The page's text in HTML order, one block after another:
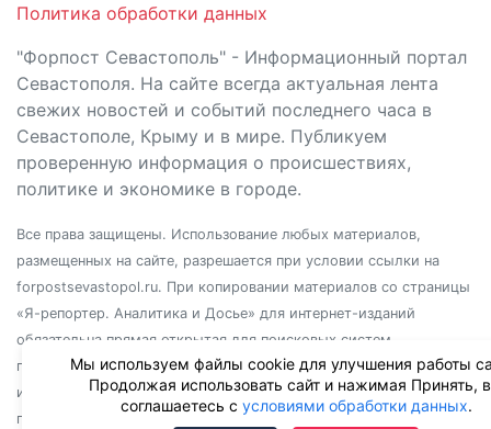
Политика обработки данных
"Форпост Севастополь" - Информационный портал
Севастополя. На сайте всегда актуальная лента
свежих новостей и событий последнего часа в
Севастополе, Крыму и в мире. Публикуем
проверенную информация о происшествиях,
политике и экономике в городе.
Все права защищены. Использование любых материалов,
размещенных на сайте, разрешается при условии ссылки на
forpostsevastopol.ru. При копировании материалов со страницы
«Я-репортер. Аналитика и Досье» для интернет-изданий
обязательна прямая открытая для поисковых систем
гиперссылка. Независимо от полного или частичного
использования материалов, ссылка должна быть размещена в
подзаголовке или первом абзаце материала.
Мы используем файлы cookie для улучшения работы
Продолжая использовать сайт и нажимая Принять,
соглашаетесь с условиями обработки данных.